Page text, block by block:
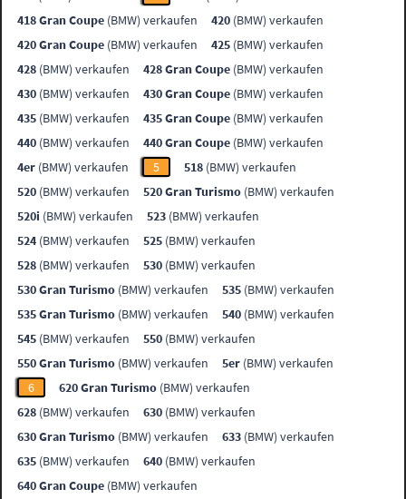
418 Gran Coupe (BMW) verkaufen 420 (BMW) verkaufen
420 Gran Coupe (BMW) verkaufen 425 (BMW) verkaufen
428 (BMW) verkaufen 428 Gran Coupe (BMW) verkaufen
430 (BMW) verkaufen 430 Gran Coupe (BMW) verkaufen
435 (BMW) verkaufen 435 Gran Coupe (BMW) verkaufen
440 (BMW) verkaufen 440 Gran Coupe (BMW) verkaufen
4er (BMW) verkaufen 5 518 (BMW) verkaufen
520 (BMW) verkaufen 520 Gran Turismo (BMW) verkaufen
520i (BMW) verkaufen 523 (BMW) verkaufen
524 (BMW) verkaufen 525 (BMW) verkaufen
528 (BMW) verkaufen 530 (BMW) verkaufen
530 Gran Turismo (BMW) verkaufen 535 (BMW) verkaufen
535 Gran Turismo (BMW) verkaufen 540 (BMW) verkaufen
545 (BMW) verkaufen 550 (BMW) verkaufen
550 Gran Turismo (BMW) verkaufen 5er (BMW) verkaufen
6
620 Gran Turismo (BMW) verkaufen
628 (BMW) verkaufen 630 (BMW) verkaufen
630 Gran Turismo (BMW) verkaufen 633 (BMW) verkaufen
635 (BMW) verkaufen 640 (BMW) verkaufen
640 Gran Coupe (BMW) verkaufen